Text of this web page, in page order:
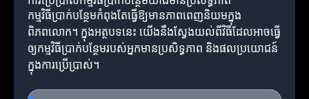
កម្មវិធីប្រាក់បន្ថែមកំពុងតែធ្វើឱ្យមានភាពពេញនិយមក្នុង
ពិភពលោក។ ក្នុងអត្ថបទនេះ យើងនឹងស្វែងយល់ពីវិធីដែលអាចធ្វើ
ឲ្យកម្មវិធីប្រាក់បន្ថែមរបស់អ្នកមានប្រសិទ្ធភាព និងផលប្រយោជន៍
ក្នុងការប្រើប្រាស់។